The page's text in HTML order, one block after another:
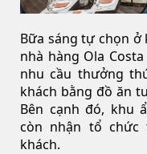
Bữa sáng tự chọn ở
nhà hàng Ola
nhu cầu thưởng
khách bằng đồ ăn
Bên cạnh đó, khu
còn nhận tổ chức
khách.